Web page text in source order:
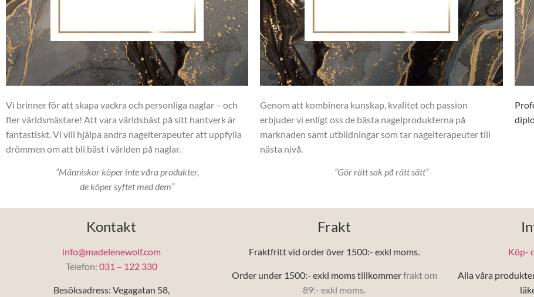
Vi brinner för att skapa vackra och personliga naglar – och
fler världsmästare! Att vara världsbäst på sitt hantverk är
fantastiskt. Vi vill hjälpa andra nagelterapeuter att uppfylla
drömmen om att bli bäst i världen på naglar.
”Människor köper inte våra produkter,
de köper syftet med dem”
Genom att kombinera kunskap, kvalitet och passion
erbjuder vi enligt oss de bästa nagelprodukterna på
marknaden samt utbildningar som tar nagelterapeuter till
nästa nivå.
”Gör rätt sak på rätt sätt”
Kontakt
info@madelenewolf.com
Telefon: 031 – 122 330
Besöksadress: Vegagatan 58,
Frakt
Fraktfritt vid order över 1500:- exkl moms.
Order under 1500:- exkl moms tillkommerfrakt om
89:- exkl moms.
Köp-
Alla våra